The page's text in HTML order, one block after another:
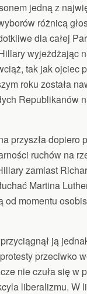
jedną z
różnicą
dla całej
wyjeżdżając
tak jak ojciec
roku została
Republikanów
przyszła dopiero
ruchów na
zamiast
Martina
od momentu
ją
przeciwko
nie czuła się w
liberalizmu. W